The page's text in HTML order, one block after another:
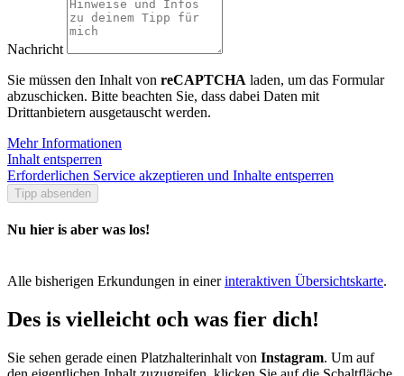
Nachricht
Sie müssen den Inhalt von reCAPTCHA laden, um das Formular
abzuschicken. Bitte beachten Sie, dass dabei Daten mit
Drittanbietern ausgetauscht werden.
Mehr Informationen
Inhalt entsperren
Erforderlichen Service akzeptieren und Inhalte entsperren
Tipp absenden
Nu hier is aber was los!
Alle bisherigen Erkundungen in einerinteraktiven Übersichtskarte.
Des is vielleicht och was fier dich!
Sie sehen gerade einen Platzhalterinhalt von Instagram. Um auf